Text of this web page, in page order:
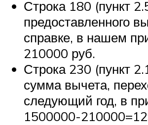
Строка 180 (пункт
предоставленного
справке, в нашем
210000 руб.
Строка 230 (пункт
сумма вычета,
следующий год, в
1500000-